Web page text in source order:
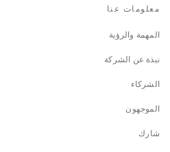
معلومات عنا
المهمة والرؤية
نبذة عن الشركة
الشركاء
الموجهون
شارك